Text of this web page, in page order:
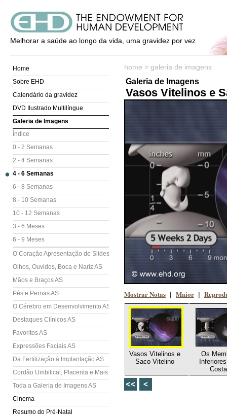
Melhorar a saúde ao longo da vida, uma gravidez por vez
Home
Sobre EHD
Calendário da gravidez
DVD Ilustrado Multilíngue
Galeria de Imagens
Índice
0 - 2 Semanas
2 - 4 Semanas
4 - 6 Semanas
6 - 8 Semanas
8 - 10 Semanas
10 - 12 Semanas
3 - 6 Meses
6 - 9 Meses
O Coração Apresentação de Slides (AS)
Olhos, Ouvidos, Boca e Nariz AS
Mãos e Braços AS
Pés e Pernas AS
O Cérebro em Desenvolvimento AS
Destaques Clínicos AS
Favoritos AS
Expressões Faciais AS
Da Fertilização à Implantação AS
Cordão Umbilical, Placenta e Mais AS
Toda a Galeria de Imagens AS
Cinema
Resumo do Pré-Natal
home > galeria de imagens
Galeria de Imagens
Vasos Vitelinos e
Mostrar Notas | Maior |
Vasos Vitelinos e
Saco Vitelino
Os